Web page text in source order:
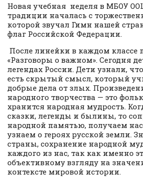
Новая учебная неделя в МБОУ
традиции началась с
которой звучал Гимн нашей
флаг Российской Федерации.
После линейки в каждом классе
«Разговоры о важном». Сегодня
легендах России. Дети узнали,
есть скрытый смысл, который
добрые дела от злых.
народного творчества — это
хранится народная мудрость.
сказки, легенды и былины, то
народной памятью, получаем
узнаем о героях русской земли.
страны, сохранение народной
каждого из нас, так как именно
объективному взгляду на
контексте мировой истории.